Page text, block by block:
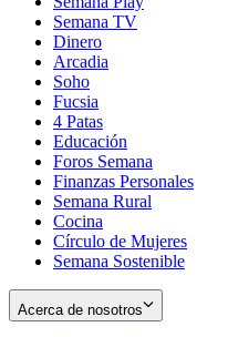
Semana TV
Dinero
Arcadia
Soho
in
new
window
Fucsia
in
new
window
4 Patas
Educación
Foros Semana
Finanzas Personales
Semana Rural
Cocina
Círculo de Mujeres
Semana Sostenible
Acerca de nosotros